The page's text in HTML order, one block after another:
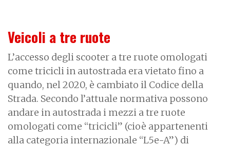
Veicoli a tre ruote
L’accesso degli scooter a tre ruote omologati
come tricicli in autostrada era vietato fino a
quando, nel 2020, è cambiato il Codice della
Strada. Secondo l’attuale normativa possono
andare in autostrada i mezzi a tre ruote
omologati come “tricicli” (cioè appartenenti
alla categoria internazionale “L5e-A”) di